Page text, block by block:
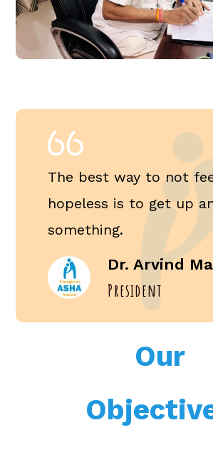
The best way to not
hopeless is to get up
something.
Dr. Arvind
President
Our